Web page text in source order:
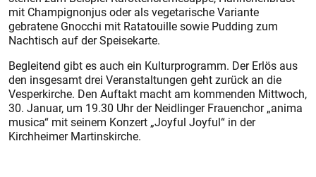
mit Champignonjus oder als vegetarische Variante
gebratene Gnocchi mit Ratatouille sowie Pudding zum
Nachtisch auf der Speisekarte.
Begleitend gibt es auch ein Kulturprogramm. Der Erlös aus
den insgesamt drei Veranstaltungen geht zurück an die
Vesperkirche. Den Auftakt macht am kommenden Mittwoch,
30. Januar, um 19.30 Uhr der Neidlinger Frauenchor „anima
musica“ mit seinem Konzert „Joyful Joyful“ in der
Kirchheimer Martinskirche.